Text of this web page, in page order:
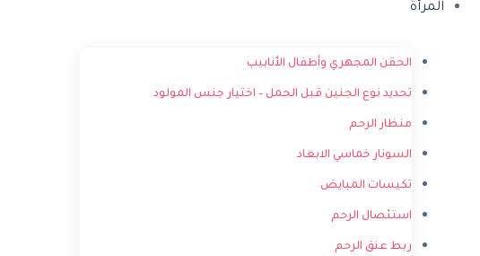
المرأة
الحقن المجهري وأطفال الأنابيب
تحديد نوع الجنين قبل الحمل – اختيار جنس المولود
منظار الرحم
السونار خماسي الابعاد
تكيسات المبايض
استئصال الرحم
ربط عنق الرحم